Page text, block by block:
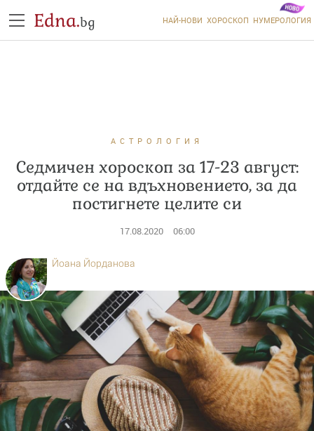
Edna.bg НАЙ-НОВИ ХОРОСКОП НУМЕРОЛОГИЯ
АСТРОЛОГИЯ
Седмичен хороскоп за 17-23 август:
отдайте се на вдъхновението, за да
постигнете целите си
17.08.2020 06:00
Йоана Йорданова